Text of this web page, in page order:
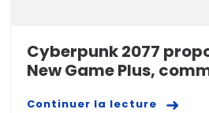
Cyberpunk 2077
New Game Plus,
Continuer la lecture